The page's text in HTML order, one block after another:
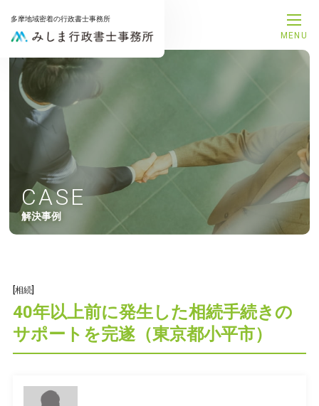
多摩地域密着の行政書士事務所
MENU
CASE
解決事例
[相続]
40年以上前に発生した相続手続きの
サポートを完遂（東京都小平市）
トップページ
事務所案内
代表プロフィール
サービス一覧
解決事例
お知らせ
お問合せ
サービスメニュー
補助金申請サポート
遺言書作成サポート
後見手続きサポート